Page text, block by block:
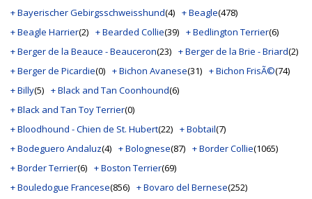
+ Bayerischer Gebirgsschweisshund(4) + Beagle(478)
+ Beagle Harrier(2) + Bearded Collie(39) + Bedlington Terrier(6)
+ Berger de la Beauce - Beauceron(23) + Berger de la Brie - Briard(2)
+ Berger de Picardie(0) + Bichon Avanese(31) + Bichon FrisÃ©(74)
+ Billy(5) + Black and Tan Coonhound(6)
+ Black and Tan Toy Terrier(0)
+ Bloodhound - Chien de St. Hubert(22) + Bobtail(7)
+ Bodeguero Andaluz(4) + Bolognese(87) + Border Collie(1065)
+ Border Terrier(6) + Boston Terrier(69)
+ Bouledogue Francese(856) + Bovaro del Bernese(252)